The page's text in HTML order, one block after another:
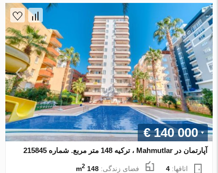
€ 140 000
آپارتمان در Mahmutlar ، ترکیه 148 متر مربع. شماره 215845
اتاقها:4 فضای زندگی:148 m
2